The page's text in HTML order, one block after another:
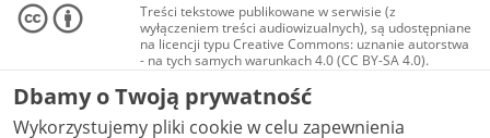
Treści tekstowe publikowane w serwisie (z
wyłączeniem treści audiowizualnych), są udostępniane
na licencji typu Creative Commons: uznanie autorstwa
- na tych samych warunkach 4.0 (CC BY-SA 4.0).
Materiały audiowizualne, w tym zdjęcia, materiały
audio i wideo, są udostępniane na licencji typu
Creative Commons: uznanie autorstwa użycie
niekomercyjne - bez utworów zależnych 4.0 (CC BY-
Dbamy o Twoją prywatność
Wykorzystujemy pliki cookie w celu zapewnienia